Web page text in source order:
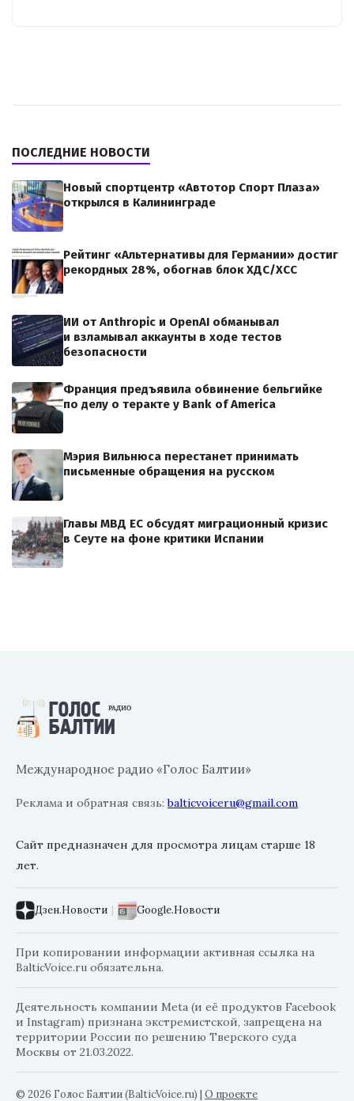
ПОСЛЕДНИЕ НОВОСТИ
Новый спортцентр «Автотор Спорт Плаза»
открылся в Калининграде
Рейтинг «Альтернативы для Германии» достиг
рекордных 28%, обогнав блок ХДС/ХСС
ИИ от Anthropic и OpenAI обманывал
и взламывал аккаунты в ходе тестов
безопасности
Франция предъявила обвинение бельгийке
по делу о теракте у Bank of America
Мэрия Вильнюса перестанет принимать
письменные обращения на русском
Главы МВД ЕС обсудят миграционный кризис
в Сеуте на фоне критики Испании
Международное радио «Голос Балтии»
Реклама и обратная связь:balticvoiceru@gmail.com
Сайт предназначен для просмотра лицам старше 18
лет.
Дзен.Новости | Google.Новости
При копировании информации активная ссылка на
BalticVoice.ru обязательна.
Деятельность компании Meta (и её продуктов Facebook
и Instagram) признана экстремистской, запрещена на
территории России по решению Тверского суда
Москвы от 21.03.2022.
© 2026 Голос Балтии (BalticVoice.ru) | О проекте